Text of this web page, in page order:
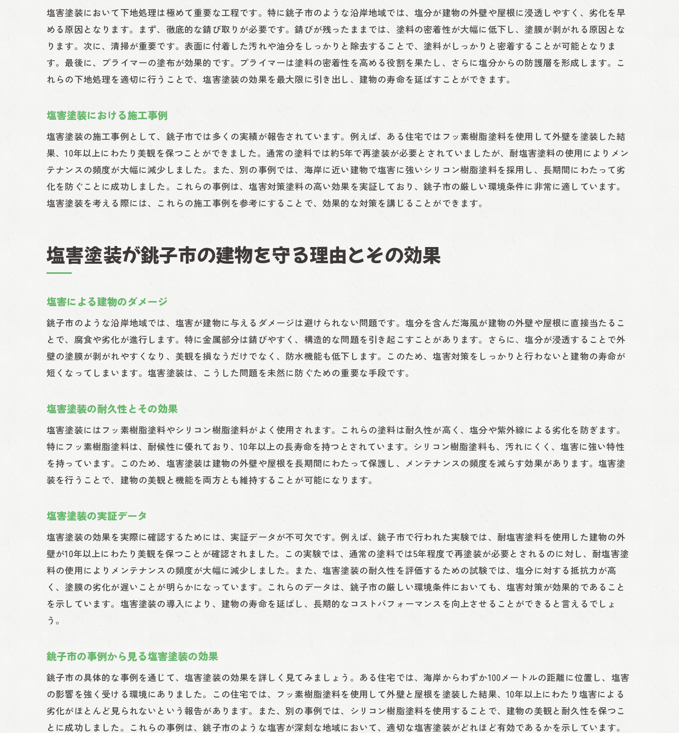
塩害塗装で建物の寿命を延ばす方法
塩害塗装のメンテナンス計画
長期保証付きの塩害塗装
塩害塗装の再塗装タイミング
塩害塗装の費用対効果
最新技術の塩害塗装の特徴
最新塩害塗装と従来塗装の比較
塩害塗装技術の進化とその効果
銚子市の建物に適した最新塗装技術
銚子市での塩害対策塗装とその持続的な効果
塩害対策としての塗装の重要性
長期的な効果をもたらす塩害塗装
塩害塗装の費用とその価値
銚子市の塩害対策成功例
塩害塗装において下地処理は極めて重要な工程です。特に銚子市のような沿岸地域では、塩分が建物の外壁や屋根に浸透しやすく、劣化を早
める原因となります。まず、徹底的な錆び取りが必要です。錆びが残ったままでは、塗料の密着性が大幅に低下し、塗膜が剥がれる原因とな
ります。次に、清掃が重要です。表面に付着した汚れや油分をしっかりと除去することで、塗料がしっかりと密着することが可能となりま
す。最後に、プライマーの塗布が効果的です。プライマーは塗料の密着性を高める役割を果たし、さらに塩分からの防護層を形成します。こ
れらの下地処理を適切に行うことで、塩害塗装の効果を最大限に引き出し、建物の寿命を延ばすことができます。
塩害塗装における施工事例
塩害塗装の施工事例として、銚子市では多くの実績が報告されています。例えば、ある住宅ではフッ素樹脂塗料を使用して外壁を塗装した結
果、10年以上にわたり美観を保つことができました。通常の塗料では約5年で再塗装が必要とされていましたが、耐塩害塗料の使用によりメン
テナンスの頻度が大幅に減少しました。また、別の事例では、海岸に近い建物で塩害に強いシリコン樹脂塗料を採用し、長期間にわたって劣
化を防ぐことに成功しました。これらの事例は、塩害対策塗料の高い効果を実証しており、銚子市の厳しい環境条件に非常に適しています。
塩害塗装を考える際には、これらの施工事例を参考にすることで、効果的な対策を講じることができます。
塩害塗装が銚子市の建物を守る理由とその効果
塩害による建物のダメージ
銚子市のような沿岸地域では、塩害が建物に与えるダメージは避けられない問題です。塩分を含んだ海風が建物の外壁や屋根に直接当たるこ
とで、腐食や劣化が進行します。特に金属部分は錆びやすく、構造的な問題を引き起こすことがあります。さらに、塩分が浸透することで外
壁の塗膜が剥がれやすくなり、美観を損なうだけでなく、防水機能も低下します。このため、塩害対策をしっかりと行わないと建物の寿命が
短くなってしまいます。塩害塗装は、こうした問題を未然に防ぐための重要な手段です。
塩害塗装の耐久性とその効果
塩害塗装にはフッ素樹脂塗料やシリコン樹脂塗料がよく使用されます。これらの塗料は耐久性が高く、塩分や紫外線による劣化を防ぎます。
特にフッ素樹脂塗料は、耐候性に優れており、10年以上の長寿命を持つとされています。シリコン樹脂塗料も、汚れにくく、塩害に強い特性
を持っています。このため、塩害塗装は建物の外壁や屋根を長期間にわたって保護し、メンテナンスの頻度を減らす効果があります。塩害塗
装を行うことで、建物の美観と機能を両方とも維持することが可能になります。
塩害塗装の実証データ
塩害塗装の効果を実際に確認するためには、実証データが不可欠です。例えば、銚子市で行われた実験では、耐塩害塗料を使用した建物の外
壁が10年以上にわたり美観を保つことが確認されました。この実験では、通常の塗料では5年程度で再塗装が必要とされるのに対し、耐塩害塗
料の使用によりメンテナンスの頻度が大幅に減少しました。また、塩害塗装の耐久性を評価するための試験では、塩分に対する抵抗力が高
く、塗膜の劣化が遅いことが明らかになっています。これらのデータは、銚子市の厳しい環境条件においても、塩害対策が効果的であること
を示しています。塩害塗装の導入により、建物の寿命を延ばし、長期的なコストパフォーマンスを向上させることができると言えるでしょ
う。
銚子市の事例から見る塩害塗装の効果
銚子市の具体的な事例を通じて、塩害塗装の効果を詳しく見てみましょう。ある住宅では、海岸からわずか100メートルの距離に位置し、塩害
の影響を強く受ける環境にありました。この住宅では、フッ素樹脂塗料を使用して外壁と屋根を塗装した結果、10年以上にわたり塩害による
劣化がほとんど見られないという報告があります。また、別の事例では、シリコン樹脂塗料を使用することで、建物の美観と耐久性を保つこ
とに成功しました。これらの事例は、銚子市のような塩害が深刻な地域において、適切な塩害塗装がどれほど有効であるかを示しています。